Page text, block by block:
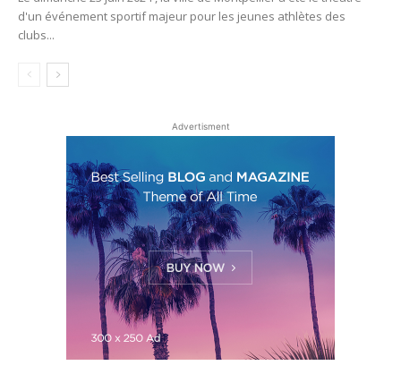
d'un événement sportif majeur pour les jeunes athlètes des
clubs...
Advertisment